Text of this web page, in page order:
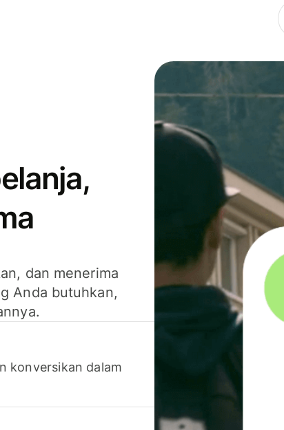
dan menerima
Anda butuhkan,
konversikan dalam